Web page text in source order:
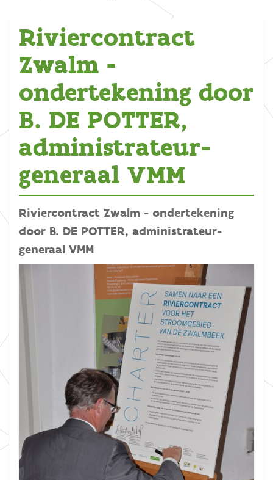
Riviercontract
Zwalm -
ondertekening door
B. DE POTTER,
administrateur-
generaal VMM
Riviercontract Zwalm - ondertekening
door B. DE POTTER, administrateur-
generaal VMM